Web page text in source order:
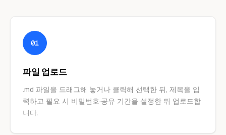
01
파일 업로드
.md 파일을 드래그해 놓거나 클릭해 선택한 뒤, 제목을 입
력하고 필요 시 비밀번호·공유 기간을 설정한 뒤 업로드합
니다.